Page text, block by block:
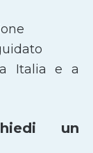
Italia e a
un